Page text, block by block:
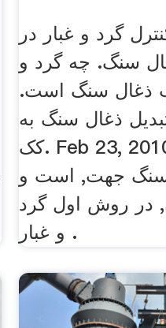
گرد و غبار در
سنگ. چه گرد و
ذغال سنگ است.
ذغال سنگ به
کک. Feb 23, 2010·, هر چه
سنگ جهت, است و
در روش اول گرد
و غبار .